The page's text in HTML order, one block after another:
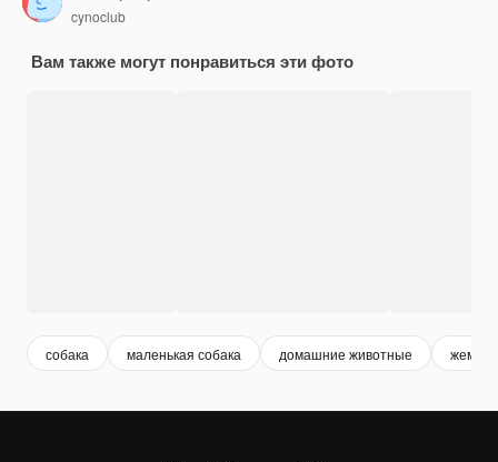
cynoclub
Вам также могут понравиться эти фото
собака маленькая собака домашние животные жемчуг